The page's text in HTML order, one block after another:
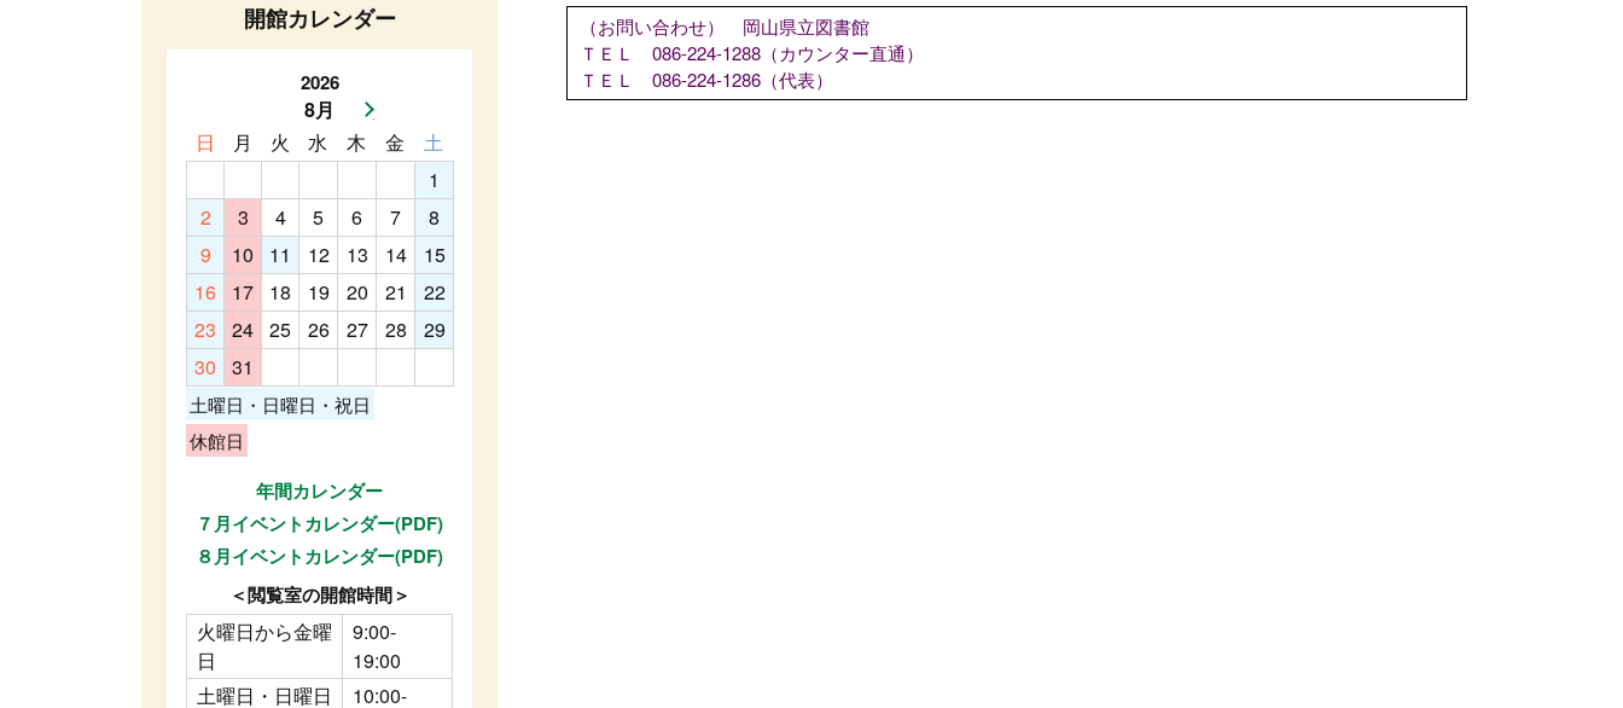
（お問い合わせ） 岡山県立図書館
ＴＥＬ 086-224-1288（カウンター直通）
ＴＥＬ 086-224-1286（代表）
開館カレンダー
2026
8月
次月へ
日
月 火 水 木 金
土
1
2
3 4 5 6 7
8
9
10 11 12 13 14
15
16
17 18 19 20 21
22
23
24 25 26 27 28
29
30
31
土曜日・日曜日・祝日
休館日
年間カレンダー
７月イベントカレンダー(PDF)
８月イベントカレンダー(PDF)
＜閲覧室の開館時間＞
火曜日から金曜
日
9:00-
19:00
土曜日・日曜日
10:00-